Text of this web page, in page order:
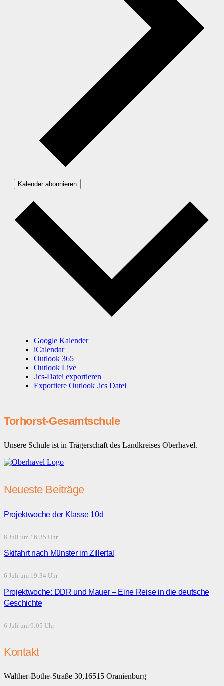
Kalender abonnieren
Google Kalender
iCalendar
Outlook 365
Outlook Live
.ics-Datei exportieren
Exportiere Outlook .ics Datei
Torhorst-Gesamtschule
Unsere Schule ist in Trägerschaft des Landkreises Oberhavel.
Neueste Beiträge
Projektwoche der Klasse 10d
8 Juli um 16:35 Uhr
Skifahrt nach Münster im Zillertal
6 Juli um 19:34 Uhr
Projektwoche: DDR und Mauer – Eine Reise in die deutsche
Geschichte
6 Juli um 9:05 Uhr
Kontakt
Walther-Bothe-Straße 30,16515 Oranienburg